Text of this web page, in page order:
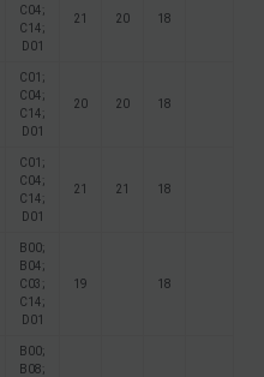
C04;
C14;
D01
21 20 18
C01;
C04;
C14;
D01
20 20 18
C01;
C04;
C14;
D01
21 21 18
B00;
B04;
C03;
C14;
D01
19 18
B00;
B08;